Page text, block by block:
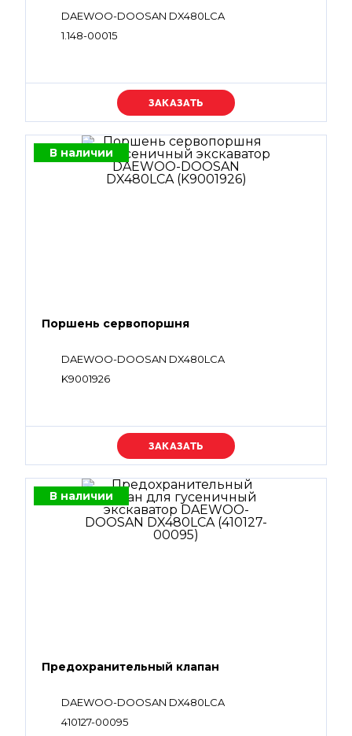
DAEWOO-DOOSAN DX480LCA
1.148-00015
Уточняйте цену
В наличии
Поршень сервопоршня
DAEWOO-DOOSAN DX480LCA
K9001926
Уточняйте цену
В наличии
Предохранительный клапан
DAEWOO-DOOSAN DX480LCA
410127-00095